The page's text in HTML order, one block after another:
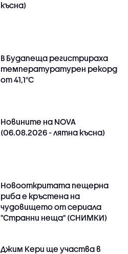
късна)
В Будапеща регистрираха
температуратурен рекорд
от 41,1°C
Новините на NOVA
(06.08.2026 - лятна късна)
Новооткритата пещерна
риба е кръстена на
чудовището от сериала
"Странни неща" (СНИМКИ)
Джим Кери ще участва в